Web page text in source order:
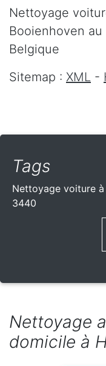
Nettoyage
Booienhoven au
Belgique
Sitemap : XML -
Tags
Nettoyage voiture
3440
Nettoyage
domicile à